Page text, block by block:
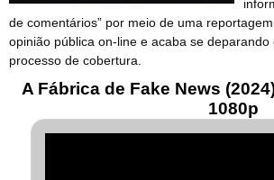
de comentários” por meio de uma
opinião pública on-line e acaba se
processo de cobertura.
A Fábrica de Fake News
1080p